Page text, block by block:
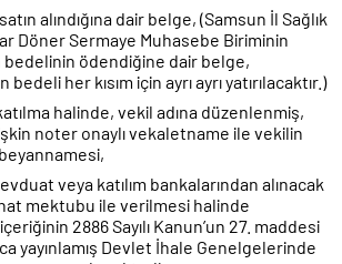
alındığına dair belge, (Samsun İl Sağlık
Döner Sermaye Muhasebe Biriminin
bedelinin ödendiğine dair belge,
her kısım için ayrı ayrı yatırılacaktır.)
halinde, vekil adına düzenlenmiş,
noter onaylı vekaletname ile vekilin
veya katılım bankalarından alınacak
mektubu ile verilmesi halinde
2886 Sayılı Kanun’un 27. maddesi
yayınlamış Devlet İhale Genelgelerinde